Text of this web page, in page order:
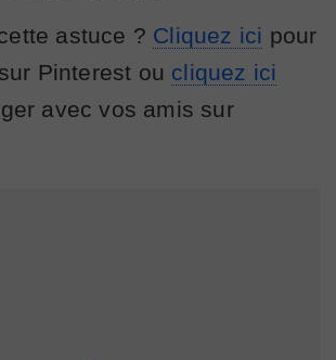
astuce ? Cliquez ici pour
Pinterest ou cliquez ici
avec vos amis sur